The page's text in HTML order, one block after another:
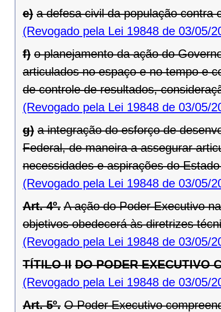
e) a defesa civil da população contra
(Revogado pela Lei 19848 de 03/05/
f) o planejamento da ação do
articulados no espaço e no tempo e
de controle de resultados,
(Revogado pela Lei 19848 de 03/05/
g) a integração do esforço de
Federal, de maneira a assegurar
necessidades e aspirações do
(Revogado pela Lei 19848 de 03/05/
Art. 4º. A ação do Poder Executivo
objetivos obedecerá às diretrizes
(Revogado pela Lei 19848 de 03/05/
TÍTILO II DO PODER EXECUTIVO
(Revogado pela Lei 19848 de 03/05/
Art. 5º. O Poder Executivo